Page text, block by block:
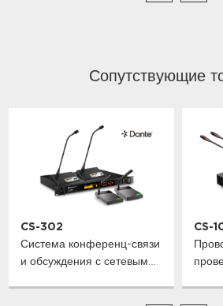
Сопутствующие
CS-302
Система конференц-связи
и обсуждения с сетевым
CS-